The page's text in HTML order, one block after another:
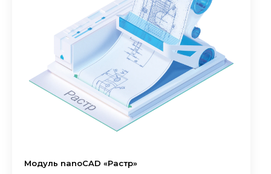
Модуль nanoCAD «Растр»